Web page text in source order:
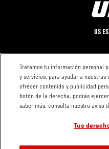
US
Pie
de
Página
CONTACTO
Tratamos tu información personal
y servicios, para ayudar a nuestras
ofrecer contenido y publicidad
botón de la derecha, podrás
saber más, consulta nuestro aviso
Tus